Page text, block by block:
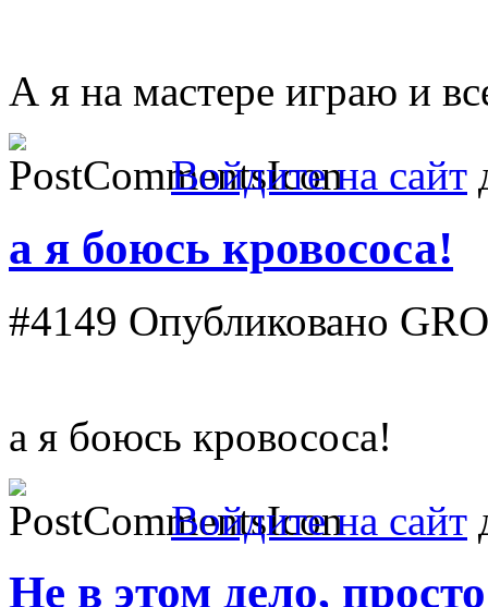
А я на мастере играю и
Войдите на сайт
а я боюсь кровососа!
#4149 Опубликовано
а я боюсь кровососа!
Войдите на сайт
Не в этом дело,